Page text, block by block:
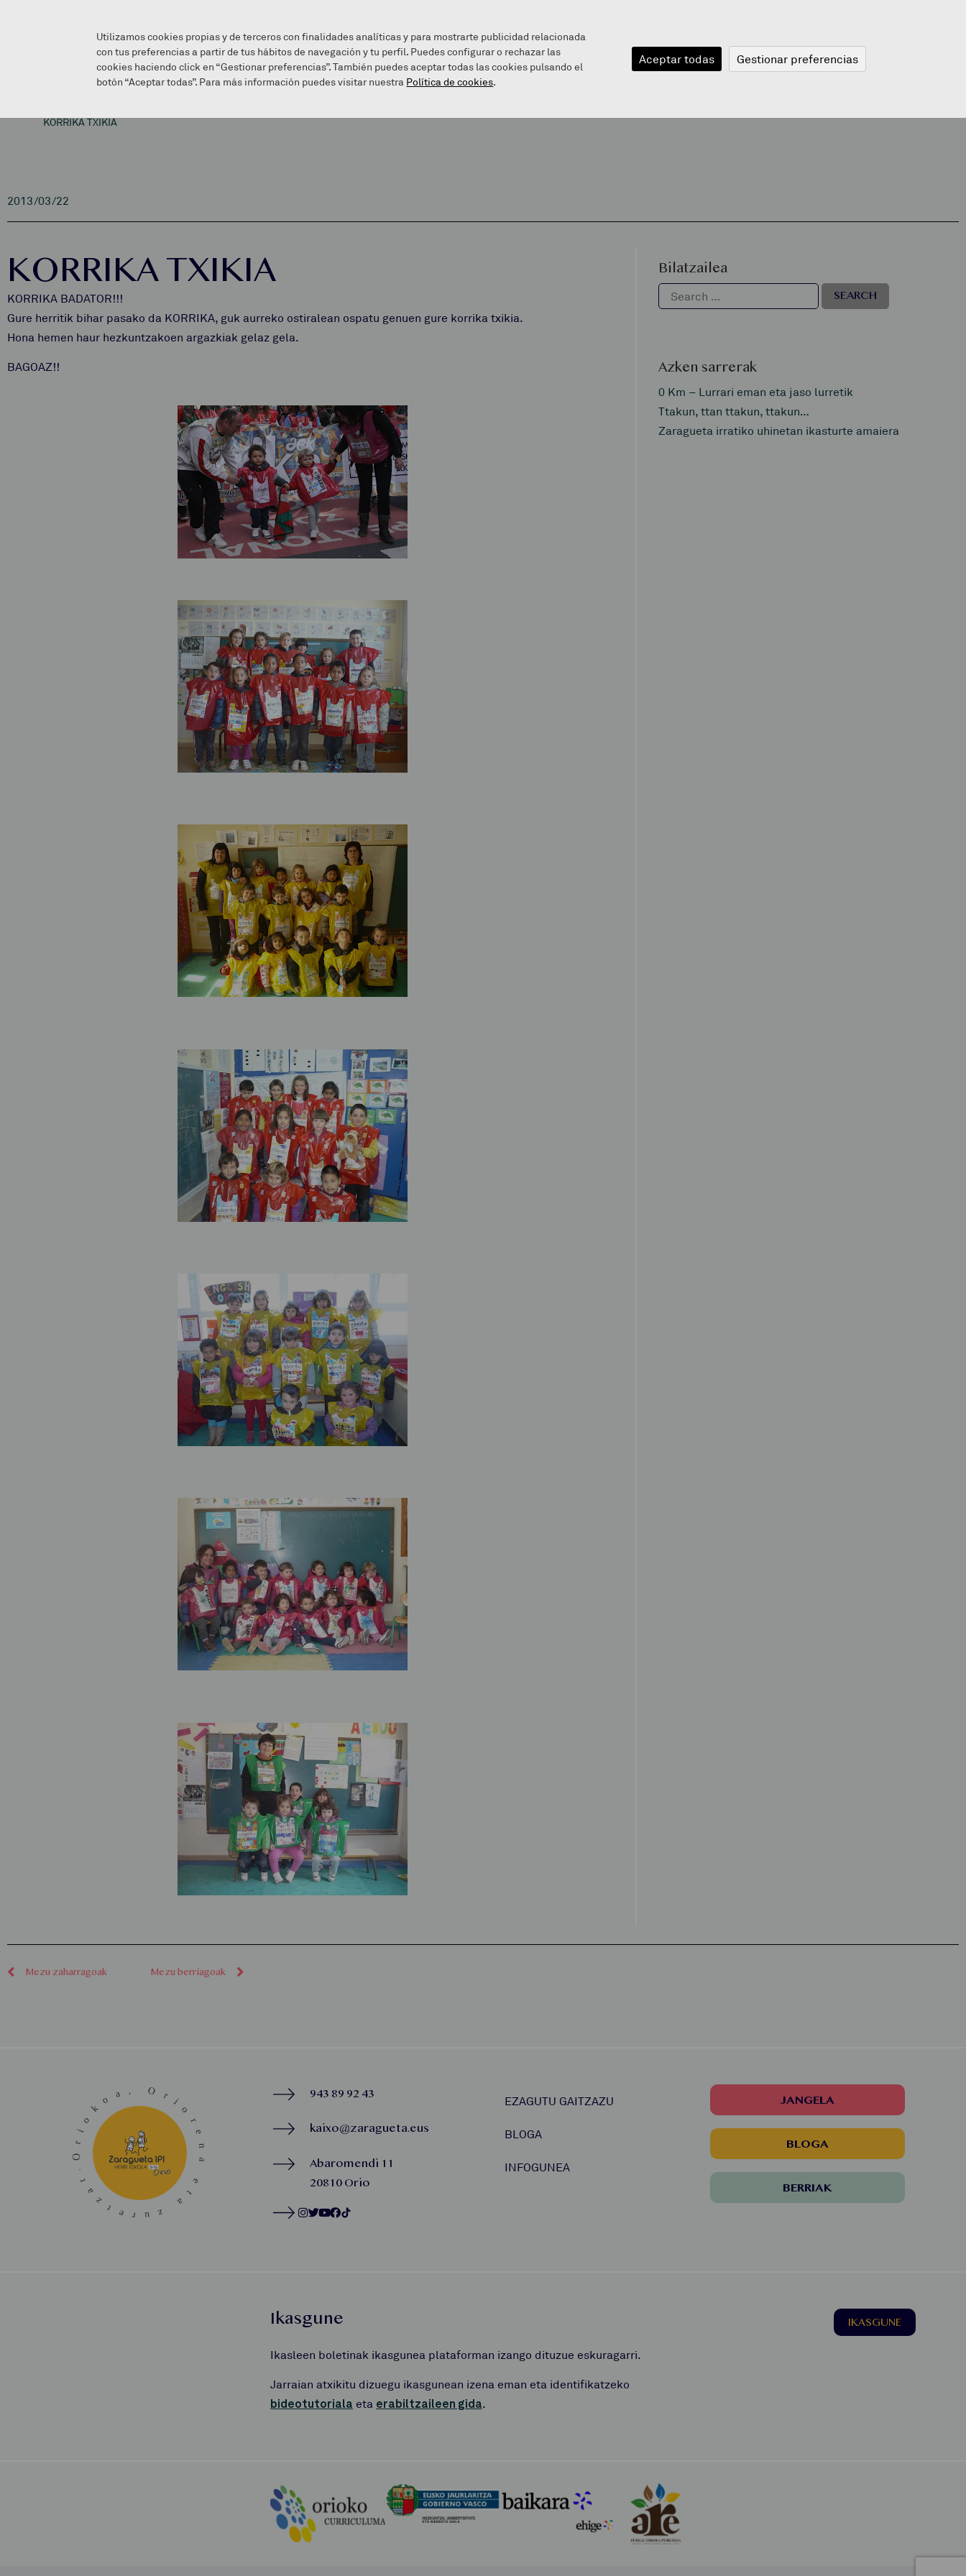
EZAGUTU GAITZAZU INFOGUNEA BALEAREN BIDEA JANGELA BLOGA BERRIAK
KORRIKA TXIKIA
2013/03/22
KORRIKA TXIKIA
KORRIKA BADATOR!!!
Gure herritik bihar pasako da KORRIKA, guk aurreko ostiralean ospatu genuen gure korrika txikia.
Hona hemen haur hezkuntzakoen argazkiak gelaz gela.
BAGOAZ!!
Bilatzailea
Azken sarrerak
0 Km – Lurrari eman eta jaso lurretik
Ttakun, ttan ttakun, ttakun…
Zaragueta irratiko uhinetan ikasturte amaiera
Mezu zaharragoak Mezu berriagoak
943 89 92 43
kaixo@zaragueta.eus
Abaromendi 11
20810 Orio
EZAGUTU GAITZAZU
BLOGA
INFOGUNEA
JANGELA
BLOGA
BERRIAK
Ikasgune
Ikasleen boletinak ikasgunea plataforman izango dituzue eskuragarri.
Jarraian atxikitu dizuegu ikasgunean izena eman eta identifikatzeko
bideotutoriala eta erabiltzaileen gida.
IKASGUNE
Utilizamos cookies propias y de terceros con finalidades analíticas y para mostrarte publicidad relacionada
con tus preferencias a partir de tus hábitos de navegación y tu perfil. Puedes configurar o rechazar las
cookies haciendo click en “Gestionar preferencias”. También puedes aceptar todas las cookies pulsando el
botón “Aceptar todas”. Para más información puedes visitar nuestra Política de cookies.
Aceptar todas Gestionar preferencias